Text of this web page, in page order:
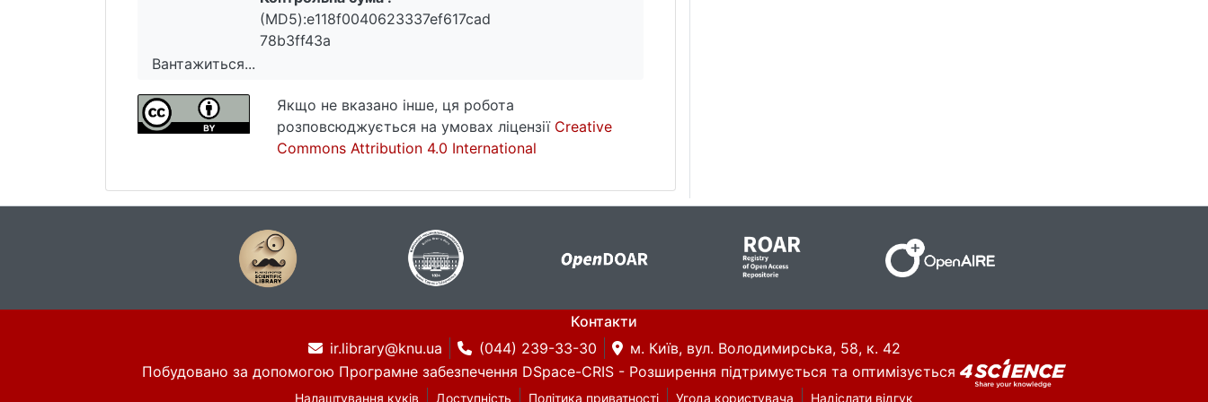
Вантажиться...
Вантажиться...
(MD5):e118f0040623337ef617cad
78b3ff43a
Якщо не вказано інше, ця робота
розповсюджується на умовах ліцензії Creative
Commons Attribution 4.0 International
Контакти
ir.library@knu.ua
(044) 239-33-30
м. Київ, вул. Володимирська, 58, к. 42
Побудовано за допомогою Програмне забезпечення DSpace-CRIS - Розширення підтримується та оптимізується
Налаштування куків Доступність Політика приватності Угода користувача Надіслати відгук